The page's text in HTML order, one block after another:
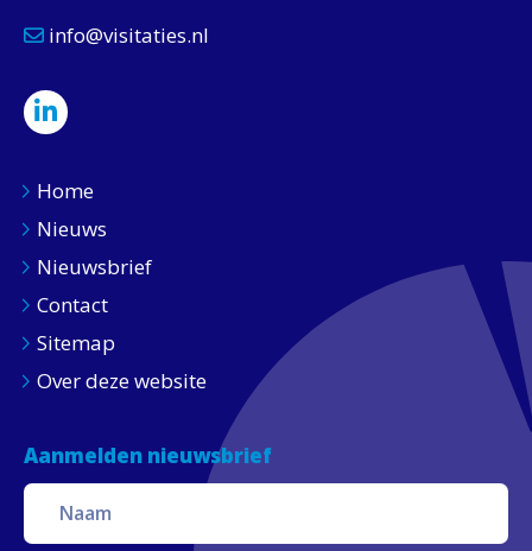
info@visitaties.nl
Home
Nieuws
Nieuwsbrief
Contact
Sitemap
Over deze website
Aanmelden nieuwsbrief